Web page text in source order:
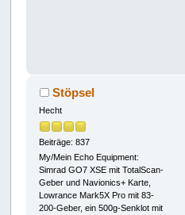
Stöpsel
Hecht
Beiträge: 837
My/Mein Echo Equipment:
Simrad GO7 XSE mit TotalScan-
Geber und Navionics+ Karte,
Lowrance Mark5X Pro mit 83-
200-Geber, ein 500g-Senklot mit